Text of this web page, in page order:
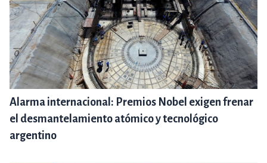
Alarma internacional: Premios Nobel exigen frenar
el desmantelamiento atómico y tecnológico
argentino